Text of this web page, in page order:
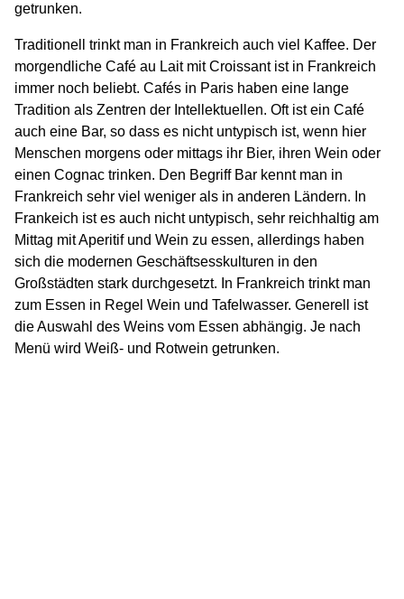
getrunken.
Traditionell trinkt man in Frankreich auch viel Kaffee. Der
morgendliche Café au Lait mit Croissant ist in Frankreich
immer noch beliebt. Cafés in Paris haben eine lange
Tradition als Zentren der Intellektuellen. Oft ist ein Café
auch eine Bar, so dass es nicht untypisch ist, wenn hier
Menschen morgens oder mittags ihr Bier, ihren Wein oder
einen Cognac trinken. Den Begriff Bar kennt man in
Frankreich sehr viel weniger als in anderen Ländern. In
Frankeich ist es auch nicht untypisch, sehr reichhaltig am
Mittag mit Aperitif und Wein zu essen, allerdings haben
sich die modernen Geschäftsesskulturen in den
Großstädten stark durchgesetzt. In Frankreich trinkt man
zum Essen in Regel Wein und Tafelwasser. Generell ist
die Auswahl des Weins vom Essen abhängig. Je nach
Menü wird Weiß- und Rotwein getrunken.